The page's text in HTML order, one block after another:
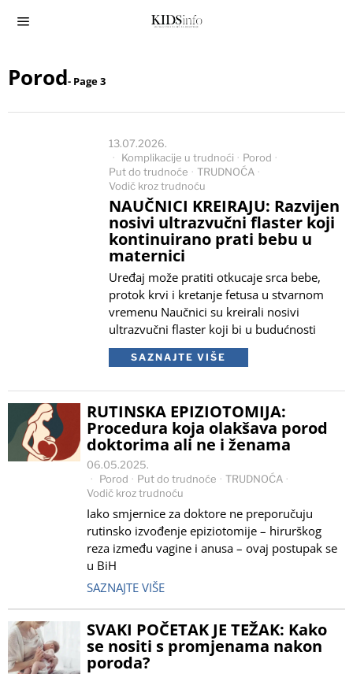
Porod- Page 3
13.07.2026.
Komplikacije u trudnoći · Porod ·
Put do trudnoće · TRUDNOĆA ·
Vodič kroz trudnoću
NAUČNICI KREIRAJU: Razvijen
nosivi ultrazvučni flaster koji
kontinuirano prati bebu u
maternici
Uređaj može pratiti otkucaje srca bebe,
protok krvi i kretanje fetusa u stvarnom
vremenu Naučnici su kreirali nosivi
ultrazvučni flaster koji bi u budućnosti
SAZNAJTE VIŠE
RUTINSKA EPIZIOTOMIJA:
Procedura koja olakšava porod
doktorima ali ne i ženama
06.05.2025.
Porod · Put do trudnoće · TRUDNOĆA ·
Vodič kroz trudnoću
Iako smjernice za doktore ne preporučuju
rutinsko izvođenje epiziotomije – hirurškog
reza između vagine i anusa – ovaj postupak se
u BiH
SAZNAJTE VIŠE
SVAKI POČETAK JE TEŽAK: Kako
se nositi s promjenama nakon
poroda?